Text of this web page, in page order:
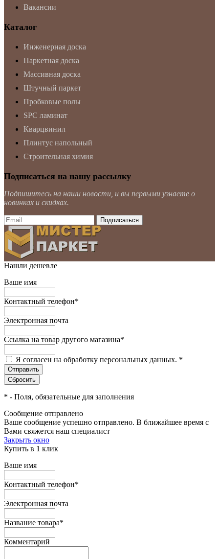
Вакансии
Каталог
Инженерная доска
Паркетная доска
Массивная доска
Штучный паркет
Пробковые полы
SPC ламинат
Кварцвинил
Плинтус напольный
Строительная химия
Подписаться на нашу рассылку
Подпишитесь на наши новости, и вы первыми узнаете о
новинках и скидках.
Нашли дешевле
Ваше имя
Контактный телефон*
Электронная почта
Ссылка на товар другого магазина*
Я согласен на обработку персональных данных. *
* - Поля, обязательные для заполнения
Сообщение отправлено
Ваше сообщение успешно отправлено. В ближайшее время с
Вами свяжется наш специалист
Закрыть окно
Купить в 1 клик
Ваше имя
Контактный телефон*
Электронная почта
Название товара*
Комментарий